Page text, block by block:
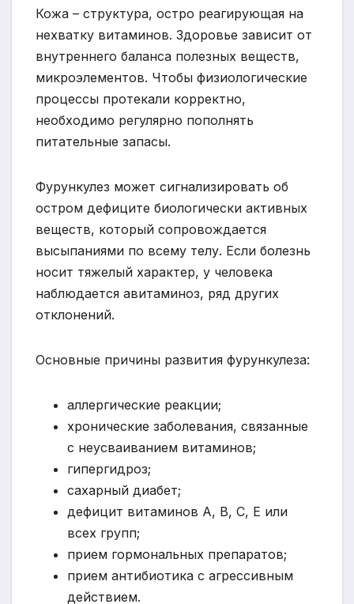
Кожа – структура, остро реагирующая на
нехватку витаминов. Здоровье зависит от
внутреннего баланса полезных веществ,
микроэлементов. Чтобы физиологические
процессы протекали корректно,
необходимо регулярно пополнять
питательные запасы.
Фурункулез может сигнализировать об
остром дефиците биологически активных
веществ, который сопровождается
высыпаниями по всему телу. Если болезнь
носит тяжелый характер, у человека
наблюдается авитаминоз, ряд других
отклонений.
Основные причины развития фурункулеза:
аллергические реакции;
хронические заболевания, связанные
с неусваиванием витаминов;
гипергидроз;
сахарный диабет;
дефицит витаминов А, В, С, Е или
всех групп;
прием гормональных препаратов;
прием антибиотика с агрессивным
действием.